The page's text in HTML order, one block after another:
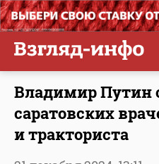
Владимир Путин
саратовских
и тракториста